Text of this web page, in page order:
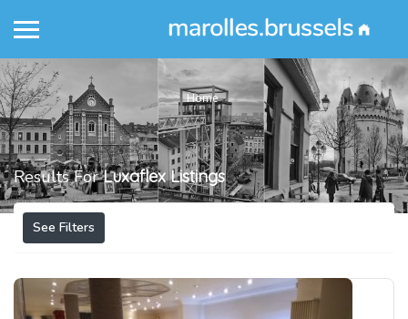
Home
Results ForLuxaflex Listings
See Filters